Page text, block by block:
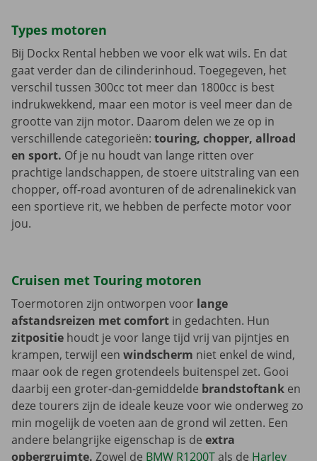
Types motoren
Bij Dockx Rental hebben we voor elk wat wils. En dat
gaat verder dan de cilinderinhoud. Toegegeven, het
verschil tussen 300cc tot meer dan 1800cc is best
indrukwekkend, maar een motor is veel meer dan de
grootte van zijn motor. Daarom delen we ze op in
verschillende categorieën: touring, chopper, allroad
en sport. Of je nu houdt van lange ritten over
prachtige landschappen, de stoere uitstraling van een
chopper, off-road avonturen of de adrenalinekick van
een sportieve rit, we hebben de perfecte motor voor
jou.
Cruisen met Touring motoren
Toermotoren zijn ontworpen voor lange
afstandsreizen met comfort in gedachten. Hun
zitpositie houdt je voor lange tijd vrij van pijntjes en
krampen, terwijl een windscherm niet enkel de wind,
maar ook de regen grotendeels buitenspel zet. Gooi
daarbij een groter-dan-gemiddelde brandstoftank en
deze tourers zijn de ideale keuze voor wie onderweg zo
min mogelijk de voeten aan de grond wil zetten. Een
andere belangrijke eigenschap is de extra
opbergruimte. Zowel de BMW R1200Tals de Harley